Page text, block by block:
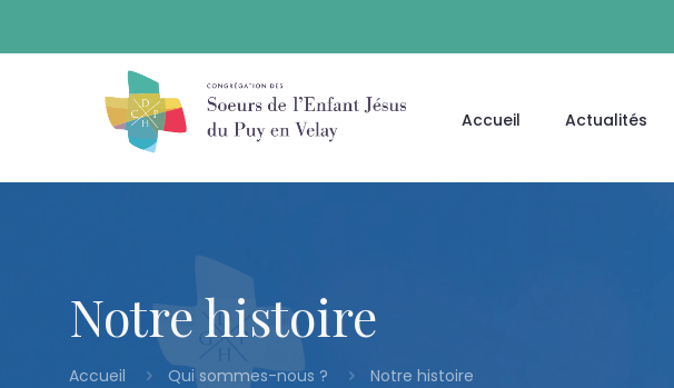
Accueil Actualités
Notre histoire
Accueil Qui sommes-nous ? Notre histoire